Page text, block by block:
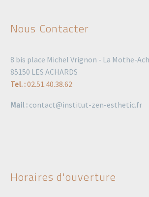
Nous Contacter
8 bis place Michel Vrignon - La Mothe-
85150 LES ACHARDS
Tel. :02.51.40.38.62
Mail : contact@institut-zen-esthetic.fr
Horaires d'ouverture